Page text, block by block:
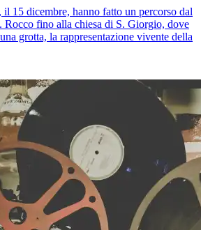
15 dicembre, hanno fatto un percorso dal
Rocco fino alla chiesa di S. Giorgio, dove
grotta, la rappresentazione vivente della